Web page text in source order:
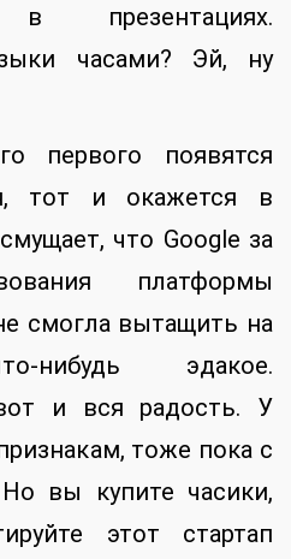
презентациях.
часами? Эй, ну
первого появятся
тот и окажется в
что Google за
платформы
смогла вытащить на
нибудь эдакое.
и вся радость. У
тоже пока с
вы купите часики,
этот стартап